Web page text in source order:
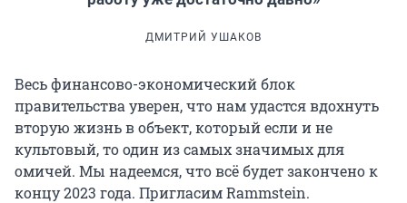
ДМИТРИЙ УШАКОВ
Весь финансово-экономический блок
правительства уверен, что нам удастся вдохнуть
вторую жизнь в объект, который если и не
культовый, то один из самых значимых для
омичей. Мы надеемся, что всё будет закончено к
концу 2023 года. Пригласим Rammstein.